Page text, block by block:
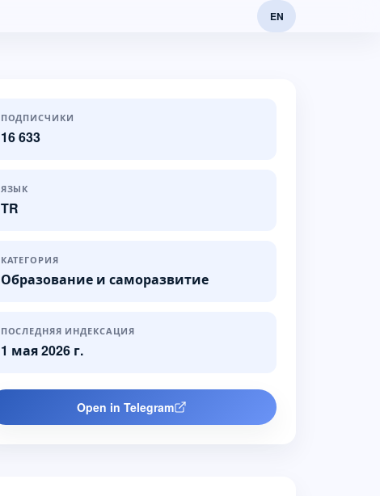
EN
ПОДПИСЧИКИ
16 633
ЯЗЫК
TR
КАТЕГОРИЯ
Образование и саморазвитие
ПОСЛЕДНЯЯ ИНДЕКСАЦИЯ
1 мая 2026 г.
Open in Telegram